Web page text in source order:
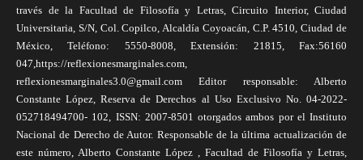
través de la Facultad de Filosofía y Letras, Circuito Interior, Ciudad
Universitaria, S/N, Col. Copilco, Alcaldía Coyoacán, C.P. 4510, Ciudad de
México, Teléfono: 5550-8008, Extensión: 21815, Fax:56160
047,https://reflexionesmarginales.com,
reflexionesmarginales3.0@gmail.com Editor responsable: Alberto
Constante López, Reserva de Derechos al Uso Exclusivo No. 04-2022-
052718494700- 102, ISSN: 2007-8501 otorgados ambos por el Instituto
Nacional de Derecho de Autor. Responsable de la última actualización de
este número, Alberto Constante López , Facultad de Filosofía y Letras,